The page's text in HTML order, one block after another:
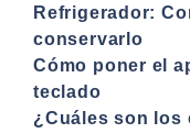
Refrigerador:
conservarlo
Cómo poner el
teclado
¿Cuáles son los